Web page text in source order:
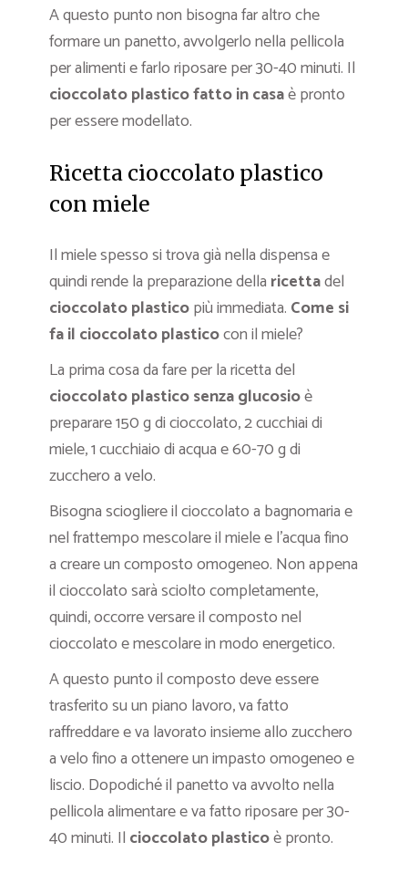
A questo punto non bisogna far altro che
formare un panetto, avvolgerlo nella pellicola
per alimenti e farlo riposare per 30-40 minuti. Il
cioccolato plastico fatto in casaè pronto
per essere modellato.
Ricetta cioccolato plastico
con miele
Il miele spesso si trova già nella dispensa e
quindi rende la preparazione della ricettadel
cioccolato plasticopiù immediata. Come si
fa il cioccolato plasticocon il miele?
La prima cosa da fare per la ricetta del
cioccolato plastico senza glucosioè
preparare 150 g di cioccolato, 2 cucchiai di
miele, 1 cucchiaio di acqua e 60-70 g di
zucchero a velo.
Bisogna sciogliere il cioccolato a bagnomaria e
nel frattempo mescolare il miele e l’acqua fino
a creare un composto omogeneo. Non appena
il cioccolato sarà sciolto completamente,
quindi, occorre versare il composto nel
cioccolato e mescolare in modo energetico.
A questo punto il composto deve essere
trasferito su un piano lavoro, va fatto
raffreddare e va lavorato insieme allo zucchero
a velo fino a ottenere un impasto omogeneo e
liscio. Dopodiché il panetto va avvolto nella
pellicola alimentare e va fatto riposare per 30-
40 minuti. Il cioccolato plasticoè pronto.